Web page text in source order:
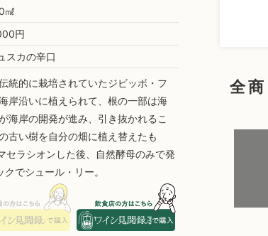
㎖
円
スカの辛口
統的に栽培されていたジビッボ・フ
岸沿いに植えられて、根の一部は海
海岸の開発が進み、引き抜かれるこ
古い樹を自分の畑に植え替えたも
セラシオンした後、自然酵母のみで発
でシュール・リー。
全